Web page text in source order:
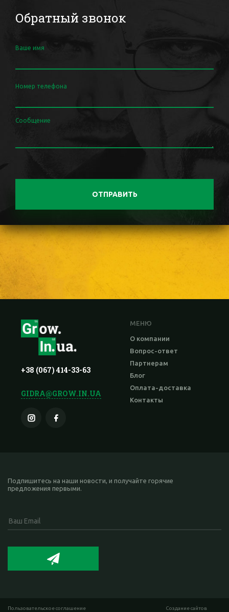
Обратный звонок
Ваше имя
Номер телефона
Сообщение
ОТПРАВИТЬ
+38 (067) 414-33-63
GIDRA@GROW.IN.UA
МЕНЮ
О компании
Вопрос-ответ
Партнерам
Блог
Оплата-доставка
Контакты
Подпишитесь на наши новости, и получайте горячие
предложения первыми.
Пользовательское соглашение Cоздание сайтов